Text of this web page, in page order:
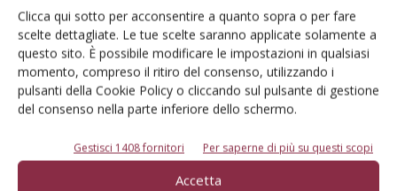
Clicca qui sotto per acconsentire a quanto sopra o per fare
scelte dettagliate. Le tue scelte saranno applicate solamente a
questo sito. È possibile modificare le impostazioni in qualsiasi
momento, compreso il ritiro del consenso, utilizzando i
pulsanti della Cookie Policy o cliccando sul pulsante di gestione
del consenso nella parte inferiore dello schermo.
Gestisci 1408 fornitori Per saperne di più su questi scopi
Accetta
configurazioni una nuova zavorra da 2,2 tonnellate
sull’anteriore e 1,3 tonnellate sulle ruote.